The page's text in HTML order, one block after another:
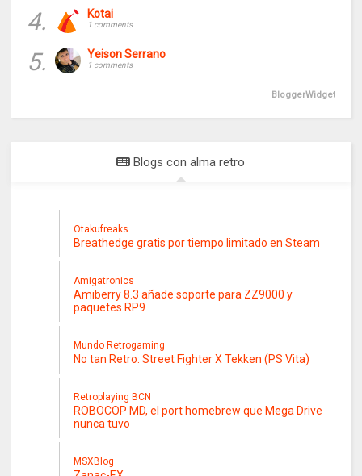
4. Kotai
1 comments
5. Yeison Serrano
1 comments
BloggerWidget
Blogs con alma retro
Otakufreaks
Breathedge gratis por tiempo limitado en Steam
Amigatronics
Amiberry 8.3 añade soporte para ZZ9000 y
paquetes RP9
Mundo Retrogaming
No tan Retro: Street Fighter X Tekken (PS Vita)
Retroplaying BCN
ROBOCOP MD, el port homebrew que Mega Drive
nunca tuvo
MSXBlog